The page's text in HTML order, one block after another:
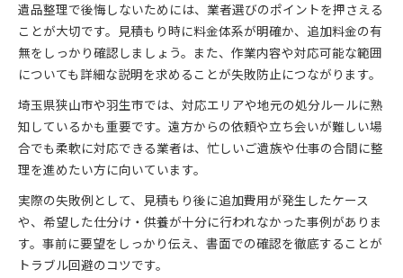
遺品整理で後悔しないためには、業者選びのポイントを押さえる
ことが大切です。見積もり時に料金体系が明確か、追加料金の有
無をしっかり確認しましょう。また、作業内容や対応可能な範囲
についても詳細な説明を求めることが失敗防止につながります。
埼玉県狭山市や羽生市では、対応エリアや地元の処分ルールに熟
知しているかも重要です。遠方からの依頼や立ち会いが難しい場
合でも柔軟に対応できる業者は、忙しいご遺族や仕事の合間に整
理を進めたい方に向いています。
実際の失敗例として、見積もり後に追加費用が発生したケース
や、希望した仕分け・供養が十分に行われなかった事例がありま
す。事前に要望をしっかり伝え、書面での確認を徹底することが
トラブル回避のコツです。